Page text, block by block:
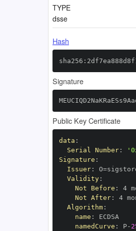
TYPE
dsse
Hash
Signature
Public Key Certificate
data :
Serial Number:
Signature :
Issuer:
Validity:
Not Before : 4
Not After: 4
Algorithm:
name :
namedCurve : P-